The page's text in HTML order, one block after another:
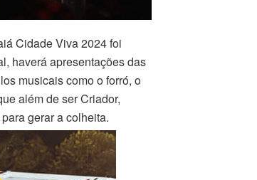
Cidade Viva 2024 foi
haverá apresentações das
musicais como o forró, o
além de ser Criador,
gerar a colheita.